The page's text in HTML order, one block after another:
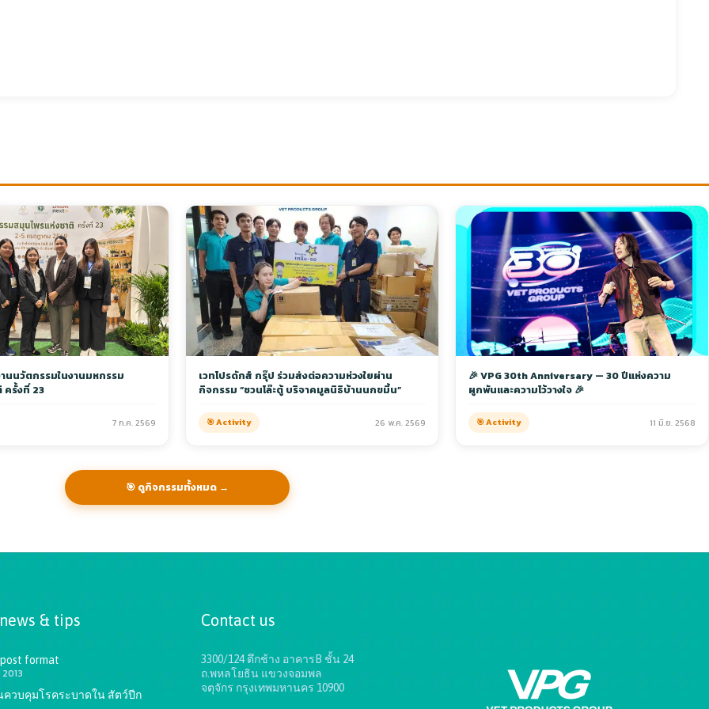
นนวัตกรรมในงานมหกรรม
ครั้งที่ 23
7 ก.ค. 2569
เวทโปรดักส์ กรุ๊ป ร่วมส่งต่อความห่วงใยผ่าน
กิจกรรม “ชวนโล๊ะตู้ บริจาคมูลนิธิบ้านนกขมิ้น”
🎯 Activity 26 พ.ค. 2569
🎉 VPG 30th Anniversary — 30 ปีแห่งความ
ผูกพันและความไว้วางใจ 🎉
🎯 Activity 11 มิ.ย. 2568
🎯 ดูกิจกรรมทั้งหมด →
& tips
format
ควบคุมโรคระบาดใน สัตว์ปีก
Contact us
3300/124 ตึกช้าง อาคารB ชั้น 24
ถ.พหลโยธิน แขวงจอมพล
จตุจักร กรุงเทพมหานคร 10900